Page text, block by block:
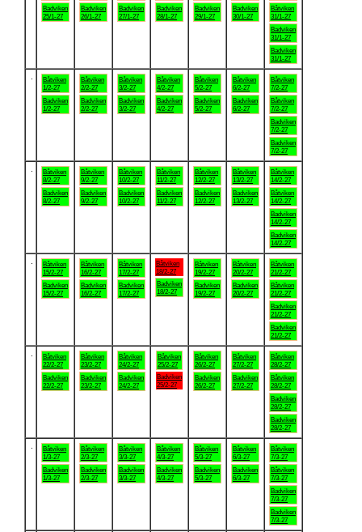
Badviken
25/1-27
Badviken
26/1-27
Badviken
27/1-27
Badviken
28/1-27
Badviken
29/1-27
Badviken
30/1-27
Båtviken
31/1-27
Badviken
31/1-27
Badviken
31/1-27
Båtviken
1/2-27
Badviken
1/2-27
Båtviken
2/2-27
Badviken
2/2-27
Båtviken
3/2-27
Badviken
3/2-27
Båtviken
4/2-27
Badviken
4/2-27
Båtviken
5/2-27
Badviken
5/2-27
Båtviken
6/2-27
Badviken
6/2-27
Båtviken
7/2-27
Båtviken
7/2-27
Badviken
7/2-27
Badviken
7/2-27
Båtviken
8/2-27
Badviken
8/2-27
Båtviken
9/2-27
Badviken
9/2-27
Båtviken
10/2-27
Badviken
10/2-27
Båtviken
11/2-27
Badviken
11/2-27
Båtviken
12/2-27
Badviken
12/2-27
Båtviken
13/2-27
Badviken
13/2-27
Båtviken
14/2-27
Båtviken
14/2-27
Badviken
14/2-27
Badviken
14/2-27
Båtviken
15/2-27
Badviken
15/2-27
Båtviken
16/2-27
Badviken
16/2-27
Båtviken
17/2-27
Badviken
17/2-27
Båtviken
18/2-27
Badviken
18/2-27
Båtviken
19/2-27
Badviken
19/2-27
Båtviken
20/2-27
Badviken
20/2-27
Båtviken
21/2-27
Båtviken
21/2-27
Badviken
21/2-27
Badviken
21/2-27
Båtviken
22/2-27
Badviken
22/2-27
Båtviken
23/2-27
Badviken
23/2-27
Båtviken
24/2-27
Badviken
24/2-27
Båtviken
25/2-27
Badviken
25/2-27
Båtviken
26/2-27
Badviken
26/2-27
Båtviken
27/2-27
Badviken
27/2-27
Båtviken
28/2-27
Båtviken
28/2-27
Badviken
28/2-27
Badviken
28/2-27
Båtviken
1/3-27
Badviken
1/3-27
Båtviken
2/3-27
Badviken
2/3-27
Båtviken
3/3-27
Badviken
3/3-27
Båtviken
4/3-27
Badviken
4/3-27
Båtviken
5/3-27
Badviken
5/3-27
Båtviken
6/3-27
Badviken
6/3-27
Båtviken
7/3-27
Båtviken
7/3-27
Badviken
7/3-27
Badviken
7/3-27